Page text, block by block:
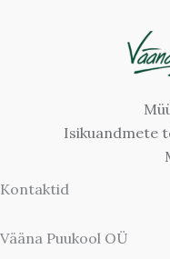
Isikuandmete
Kontaktid
Vääna Puukool OÜ